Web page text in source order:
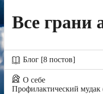
Все грани
Блог [8 постов]
О себе
Профилактический мудак